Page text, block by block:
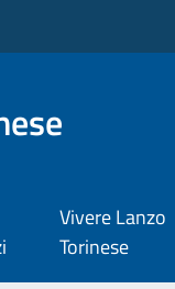
Vivere Lanzo
Torinese